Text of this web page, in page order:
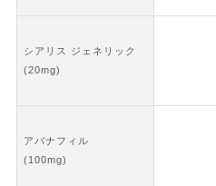
シアリス ジェネリック
(20mg)
アバナフィル
(100mg)